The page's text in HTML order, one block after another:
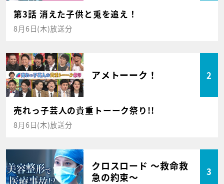
第3話 消えた子供と兎を追え！
8月6日(木)放送分
アメトーーク！ 2
売れっ子芸人の貴重トーーク祭り!!
8月6日(木)放送分
クロスロード ～救命救
急の約束～
3